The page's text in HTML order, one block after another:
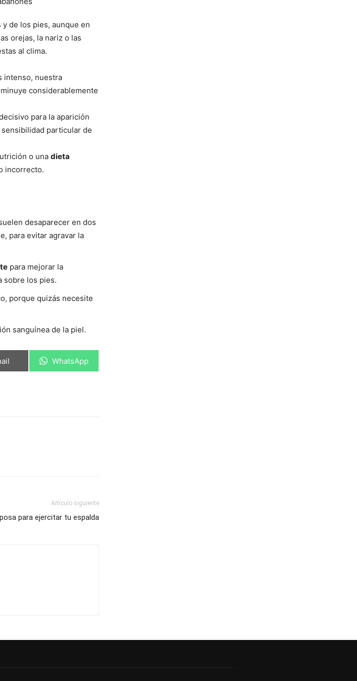
de los pies, aunque en
orejas, la nariz o las
al clima.
intenso, nuestra
considerablemente
para la aparición
sensibilidad particular de
o una dieta
incorrecto.
desaparecer en dos
para evitar agravar la
para mejorar la
sobre los pies.
porque quizás necesite
sanguínea de la piel.
Compartir
WhatsApp
Artículo siguiente
para ejercitar tu espalda